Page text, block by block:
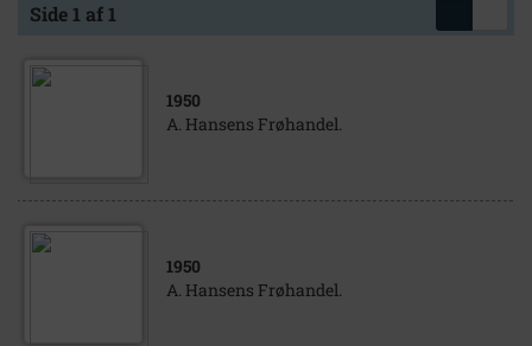
Side 1 af 1
1950
A. Hansens Frøhandel.
1950
A. Hansens Frøhandel.